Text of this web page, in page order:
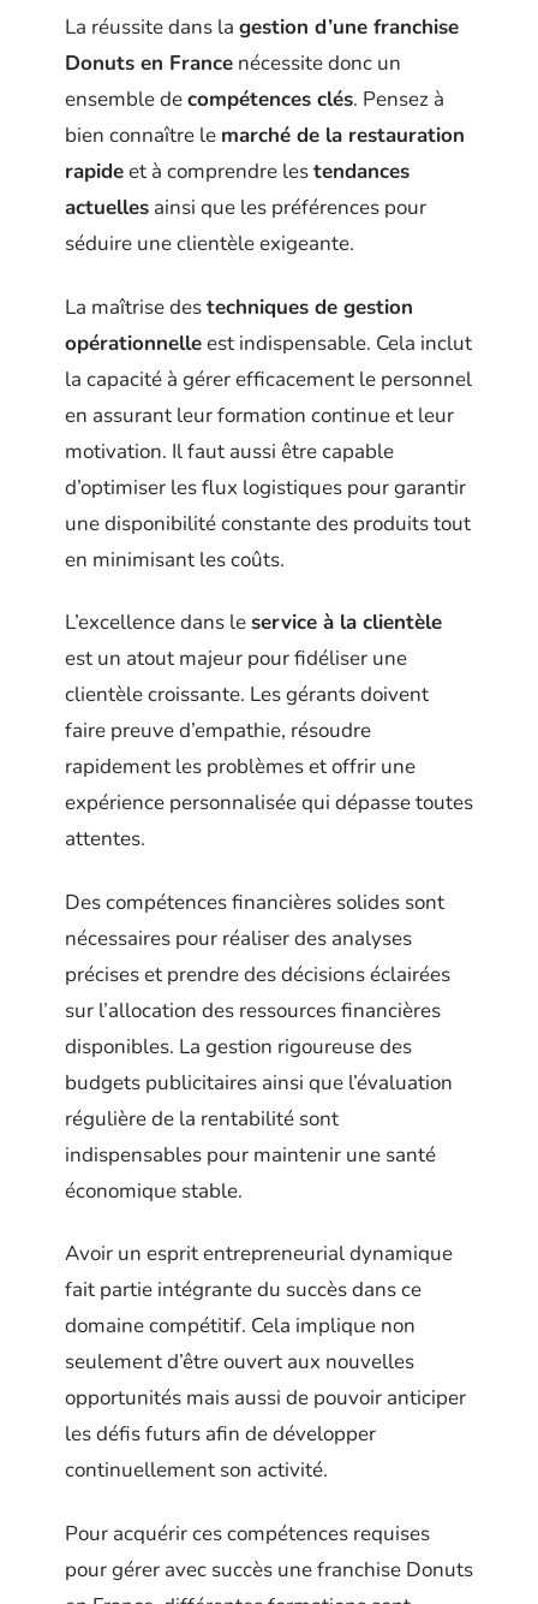
La réussite dans la gestion d’une franchise
Donuts en France nécessite donc un
ensemble decompétences clés. Pensez à
bien connaître le marché de la restauration
rapideet à comprendre lestendances
actuelles ainsi que les préférences pour
séduire une clientèle exigeante.
La maîtrise destechniques de gestion
opérationnelleest indispensable. Cela inclut
la capacité à gérer efficacement le personnel
en assurant leur formation continue et leur
motivation. Il faut aussi être capable
d’optimiser les flux logistiques pour garantir
une disponibilité constante des produits tout
en minimisant les coûts.
L’excellence dans leservice à la clientèle
est un atout majeur pour fidéliser une
clientèle croissante. Les gérants doivent
faire preuve d’empathie, résoudre
rapidement les problèmes et offrir une
expérience personnalisée qui dépasse toutes
attentes.
Des compétences financières solides sont
nécessaires pour réaliser des analyses
précises et prendre des décisions éclairées
sur l’allocation des ressources financières
disponibles. La gestion rigoureuse des
budgets publicitaires ainsi que l’évaluation
régulière de la rentabilité sont
indispensables pour maintenir une santé
économique stable.
Avoir un esprit entrepreneurial dynamique
fait partie intégrante du succès dans ce
domaine compétitif. Cela implique non
seulement d’être ouvert aux nouvelles
opportunités mais aussi de pouvoir anticiper
les défis futurs afin de développer
continuellement son activité.
Pour acquérir ces compétences requises
pour gérer avec succès une franchise Donuts